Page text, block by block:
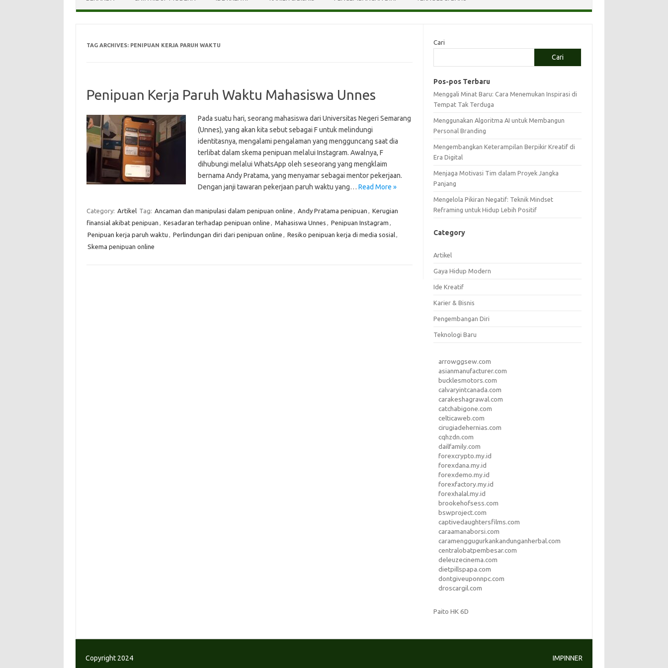
TAG ARCHIVES: PENIPUAN KERJA PARUH WAKTU
Penipuan Kerja Paruh Waktu Mahasiswa Unnes
Pada suatu hari, seorang mahasiswa dari Universitas Negeri Semarang
(Unnes), yang akan kita sebut sebagai F untuk melindungi
identitasnya, mengalami pengalaman yang mengguncang saat dia
terlibat dalam skema penipuan melalui Instagram. Awalnya, F
dihubungi melalui WhatsApp oleh seseorang yang mengklaim
bernama Andy Pratama, yang menyamar sebagai mentor pekerjaan.
Dengan janji tawaran pekerjaan paruh waktu yang… Read More »
Category: Artikel Tag: Ancaman dan manipulasi dalam penipuan online , Andy Pratama penipuan , Kerugian
finansial akibat penipuan , Kesadaran terhadap penipuan online , Mahasiswa Unnes , Penipuan Instagram ,
Penipuan kerja paruh waktu , Perlindungan diri dari penipuan online , Resiko penipuan kerja di media sosial,
Skema penipuan online
Cari
Cari
Pos-pos Terbaru
Menggali Minat Baru: Cara Menemukan Inspirasi di
Tempat Tak Terduga
Menggunakan Algoritma AI untuk Membangun
Personal Branding
Mengembangkan Keterampilan Berpikir Kreatif di
Era Digital
Menjaga Motivasi Tim dalam Proyek Jangka
Panjang
Mengelola Pikiran Negatif: Teknik Mindset
Reframing untuk Hidup Lebih Positif
Category
Artikel
Gaya Hidup Modern
Ide Kreatif
Karier & Bisnis
Pengembangan Diri
Teknologi Baru
arrowggsew.com
asianmanufacturer.com
bucklesmotors.com
calvaryintcanada.com
carakeshagrawal.com
catchabigone.com
celticaweb.com
cirugiadehernias.com
cqhzdn.com
dailfamily.com
forexcrypto.my.id
forexdana.my.id
forexdemo.my.id
forexfactory.my.id
forexhalal.my.id
brookehofsess.com
bswproject.com
captivedaughtersfilms.com
caraamanaborsi.com
caramenggugurkankandunganherbal.com
centralobatpembesar.com
deleuzecinema.com
dietpillspapa.com
dontgiveuponnpc.com
droscargil.com
Paito HK 6D
Copyright 2024 IMPINNER